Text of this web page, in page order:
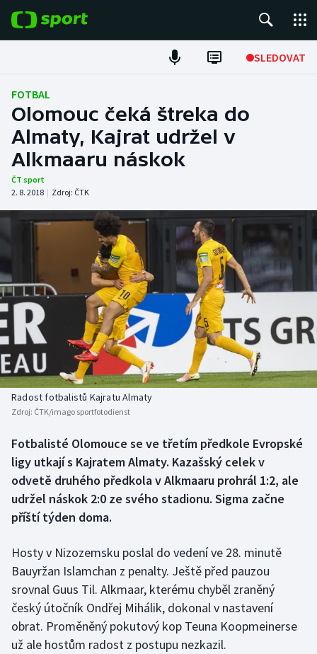
SLEDOVAT
Fotbal
Hokej
Tenis
Atletika
Cyklistika
Americký fotbal
Baseball a softbal
Basketbal
Biatlon
Box
Curling
Florbal
Futsal
Golf
NEPŘEHLÉDNĚTE
Soutěže
Historické návraty
Aplikace ČT sport
FOTBAL
Olomouc čeká štreka do
Almaty, Kajrat udržel v
Alkmaaru náskok
ČT sport
2. 8. 2018 | Zdroj: ČTK
Radost fotbalistů Kajratu Almaty
Zdroj: ČTK/imago sportfotodienst
Fotbalisté Olomouce se ve třetím předkole Evropské
ligy utkají s Kajratem Almaty. Kazašský celek v
odvetě druhého předkola v Alkmaaru prohrál 1:2, ale
udržel náskok 2:0 ze svého stadionu. Sigma začne
příští týden doma.
Hosty v Nizozemsku poslal do vedení ve 28. minutě
Bauyržan Islamchan z penalty. Ještě před pauzou
srovnal Guus Til. Alkmaar, kterému chyběl zraněný
český útočník Ondřej Mihálik, dokonal v nastavení
obrat. Proměněný pokutový kop Teuna Koopmeinerse
už ale hostům radost z postupu nezkazil.